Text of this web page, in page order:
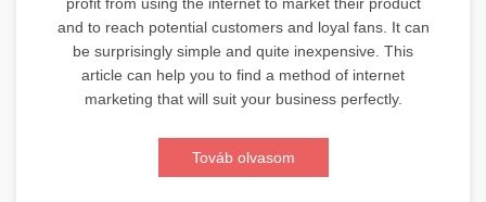
profit from using the internet to market their product
and to reach potential customers and loyal fans. It can
be surprisingly simple and quite inexpensive. This
article can help you to find a method of internet
marketing that will suit your business perfectly.
Továb olvasom